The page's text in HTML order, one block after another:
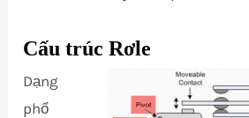
Cấu trúc Rơle
Dạng
phổ